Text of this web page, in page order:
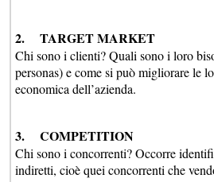
2. TARGET MARKET
Chi sono i clienti? Quali sono i loro
personas) e come si può migliorare le
economica dell’azienda.
3. COMPETITION
Chi sono i concorrenti? Occorre
indiretti, cioè quei concorrenti che